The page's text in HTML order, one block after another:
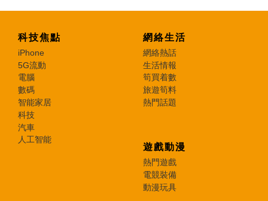
科技焦點
iPhone
5G流動
電腦
數碼
智能家居
科技
汽車
人工智能
網絡生活
網絡熱話
生活情報
筍買着數
旅遊筍料
熱門話題
遊戲動漫
熱門遊戲
電競裝備
動漫玩具